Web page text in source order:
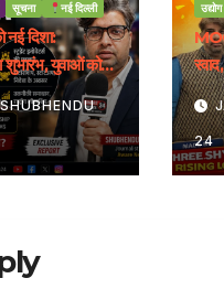
सूचना नई दिल्ली
नई दिशा:
युवाओं को
SHUBHENDU
उद्योग
24